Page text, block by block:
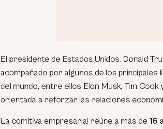
El presidente de Estados Unidos, Donald
acompañado por algunos de los
del mundo, entre ellos Elon Musk, Tim Cook
orientada a reforzar las relaciones
La comitiva empresarial reúne a más de 16